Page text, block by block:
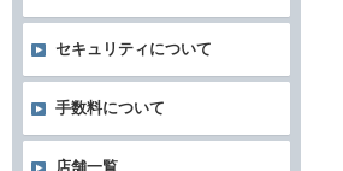
セキュリティについて
手数料について
店舗一覧